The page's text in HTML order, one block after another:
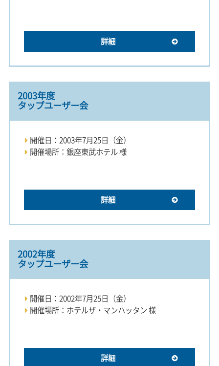
詳細
2003年度
タップユーザー会
開催日：2003年7月25日（金）
開催場所：銀座東武ホテル 様
詳細
2002年度
タップユーザー会
開催日：2002年7月25日（金）
開催場所：ホテルザ・マンハッタン 様
詳細